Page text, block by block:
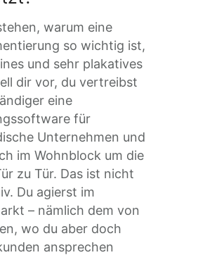
warum eine
so wichtig ist,
und sehr plakatives
dir vor, du vertreibst
eine
für
Unternehmen und
im Wohnblock um die
zu Tür. Das ist nicht
Du agierst im
– nämlich dem von
wo du aber doch
ansprechen